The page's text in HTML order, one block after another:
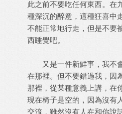
此之前不要吃任何東西。在
種深沉的醉意，這種狂喜中
不能正常地行走，但是不要
西睡覺吧。
又是一件新鮮事，我不
在那裡。但不要錯過我，因
那裡，從某種意義上講，在
現在椅子是空的，因為沒有
交流，雖然沒有人在和你說